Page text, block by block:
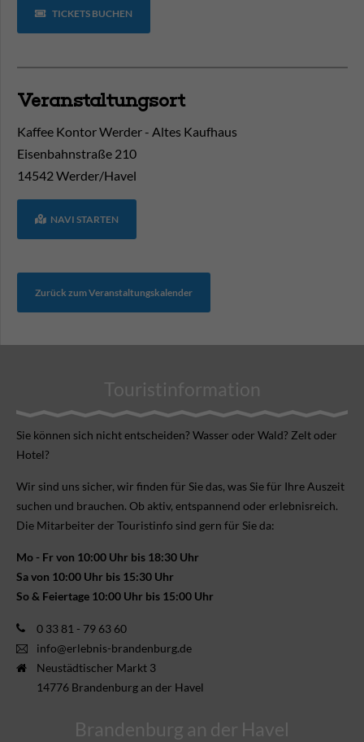
TICKETS BUCHEN
Veranstaltungsort
Kaffee Kontor Werder - Altes Kaufhaus
Eisenbahnstraße 210
14542 Werder/Havel
NAVI STARTEN
Zurück zum Veranstaltungskalender
Touristinformation
Sie können sich nicht ent­scheiden? Wasser oder Wald? Zelt oder
Hotel?
Wir sind uns sicher, wir finden für Sie das, was Sie für Ihre Aus­zeit
suchen und brauchen. Ob aktiv, ent­spannend oder erlebnis­reich.
Die Mitarbeiter der Touristinfo sind gern für Sie da:
Mo - Fr von 10:00 Uhr bis 18:30 Uhr
Sa von 10:00 Uhr bis 15:30 Uhr
So & Feiertage 10:00 Uhr bis 15:00 Uhr
0 33 81 - 79 63 60
info@erlebnis-brandenburg.de
Neustädtischer Markt 3
14776 Brandenburg an der Havel
Brandenburg an der Havel